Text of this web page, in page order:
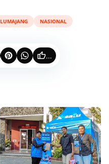
LUMAJANG NASIONAL
...